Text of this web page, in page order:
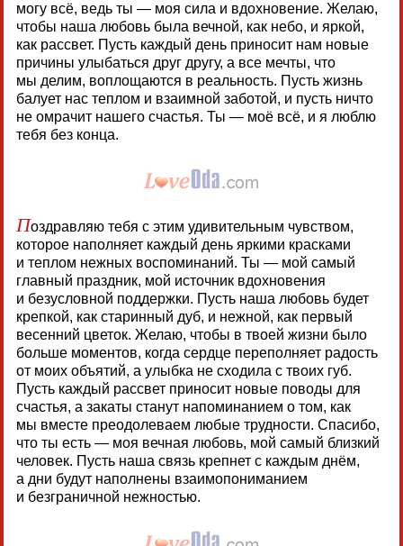
могу всё, ведь ты — моя сила и вдохновение. Желаю,
чтобы наша любовь была вечной, как небо, и яркой,
как рассвет. Пусть каждый день приносит нам новые
причины улыбаться друг другу, а все мечты, что
мы делим, воплощаются в реальность. Пусть жизнь
балует нас теплом и взаимной заботой, и пусть ничто
не омрачит нашего счастья. Ты — моё всё, и я люблю
тебя без конца.
Поздравляю тебя с этим удивительным чувством,
которое наполняет каждый день яркими красками
и теплом нежных воспоминаний. Ты — мой самый
главный праздник, мой источник вдохновения
и безусловной поддержки. Пусть наша любовь будет
крепкой, как старинный дуб, и нежной, как первый
весенний цветок. Желаю, чтобы в твоей жизни было
больше моментов, когда сердце переполняет радость
от моих объятий, а улыбка не сходила с твоих губ.
Пусть каждый рассвет приносит новые поводы для
счастья, а закаты станут напоминанием о том, как
мы вместе преодолеваем любые трудности. Спасибо,
что ты есть — моя вечная любовь, мой самый близкий
человек. Пусть наша связь крепнет с каждым днём,
а дни будут наполнены взаимопониманием
и безграничной нежностью.